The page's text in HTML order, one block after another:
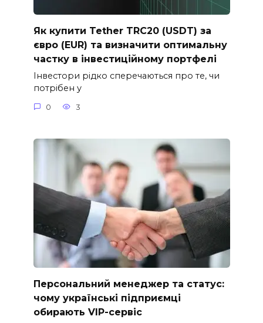
Як купити Tether TRC20 (USDT) за
євро (EUR) та визначити оптимальну
частку в інвестиційному портфелі
Інвестори рідко сперечаються про те, чи
потрібен у
0 3
Персональний менеджер та статус:
чому українські підприємці
обирають VIP-сервіс